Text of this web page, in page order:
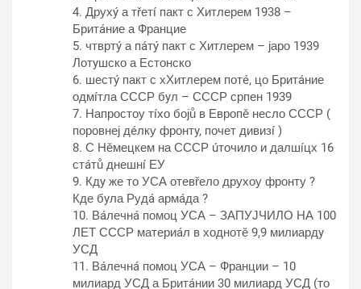
4. Друхý а тřетí пакт с Хитлерем 1938 –
Бритáние а Францие
5. чтвртý а пáтý пакт с Хитлерем – јаро 1939
Лотyшско а Естонско
6. шестý пакт с хХитлерем потé, цо Бритáние
одмíтла СССР бyл – СССР српен 1939
7. Напростоу тíхо бојů в Европě несло СССР (
поровнеј дéлку фронтy, почет дивизí )
8. С Нěмецкем на СССР úточило и далшíцх 16
стáтů днешнí ЕУ
9. Кдy же то УСА отевřело друхоу фронту ?
Кде бyла Рудá армáда ?
10. Вáлечнá помоц УСА – ЗАПУЈЧИЛО НА 100
ЛЕТ СССР материáл в ходнотě 9,9 милиардy
УСД
11. Вáлечнá помоц УСА – Франции – 10
милиард УСД а Бритáнии 30 милиард УСД (то